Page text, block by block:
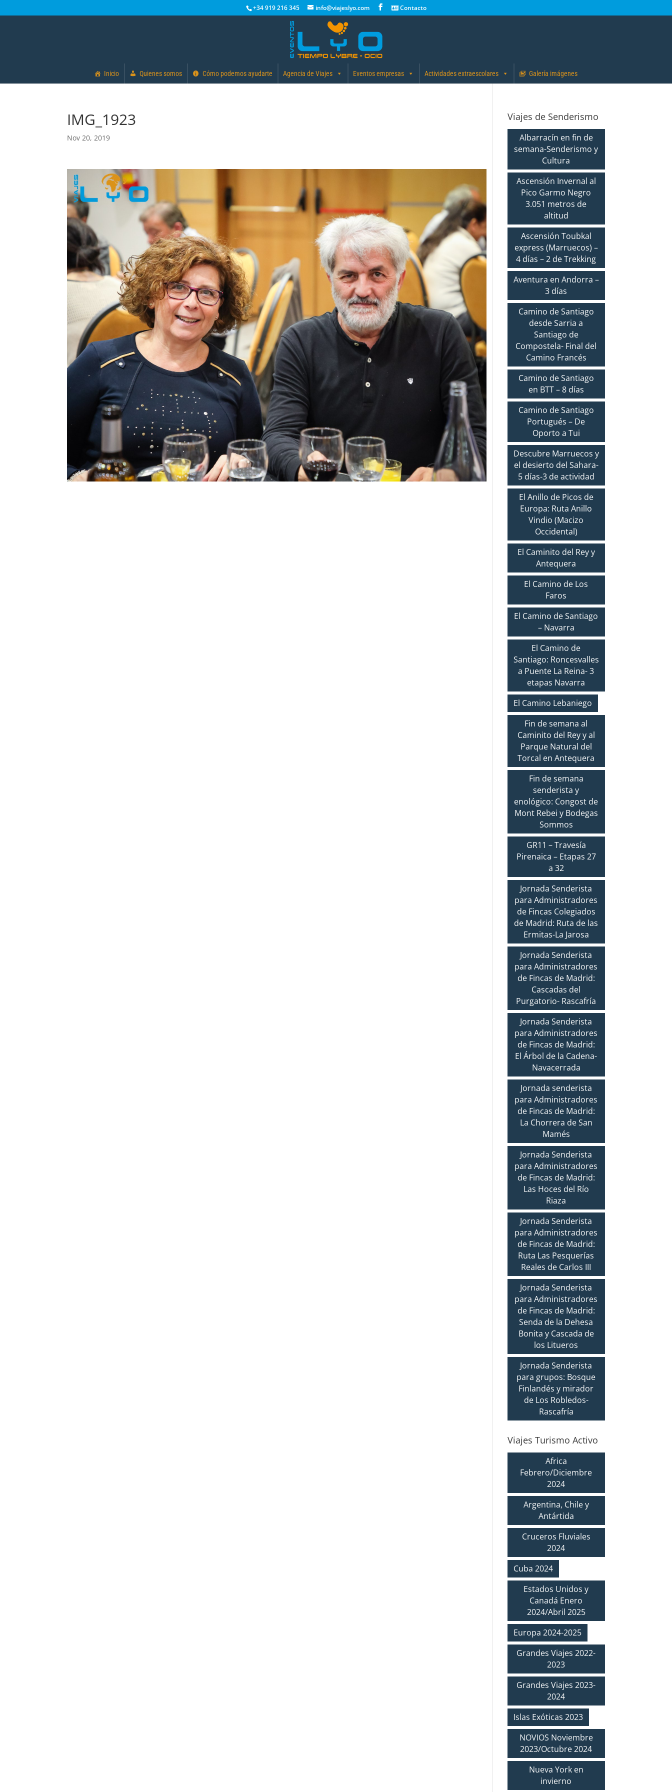
+34 919 216 345 info@viajeslyo.com Contacto
Inicio Quienes somos Cómo podemos ayudarte Agencia de Viajes Eventos empresas Actividades extraescolares Galería imágenes
IMG_1923
Nov 20, 2019
Viajes de Senderismo
Albarracín en fin de
semana-Senderismo y
Cultura
Ascensión Invernal al
Pico Garmo Negro
3.051 metros de
altitud
Ascensión Toubkal
express (Marruecos) –
4 días – 2 de Trekking
Aventura en Andorra –
3 días
Camino de Santiago
desde Sarria a
Santiago de
Compostela- Final del
Camino Francés
Camino de Santiago
en BTT – 8 días
Camino de Santiago
Portugués – De
Oporto a Tui
Descubre Marruecos y
el desierto del Sahara-
5 días-3 de actividad
El Anillo de Picos de
Europa: Ruta Anillo
Vindio (Macizo
Occidental)
El Caminito del Rey y
Antequera
El Camino de Los
Faros
El Camino de Santiago
– Navarra
El Camino de
Santiago: Roncesvalles
a Puente La Reina- 3
etapas Navarra
El Camino Lebaniego
Fin de semana al
Caminito del Rey y al
Parque Natural del
Torcal en Antequera
Fin de semana
senderista y
enológico: Congost de
Mont Rebei y Bodegas
Sommos
GR11 – Travesía
Pirenaica – Etapas 27
a 32
Jornada Senderista
para Administradores
de Fincas Colegiados
de Madrid: Ruta de las
Ermitas-La Jarosa
Jornada Senderista
para Administradores
de Fincas de Madrid:
Cascadas del
Purgatorio- Rascafría
Jornada Senderista
para Administradores
de Fincas de Madrid:
El Árbol de la Cadena-
Navacerrada
Jornada senderista
para Administradores
de Fincas de Madrid:
La Chorrera de San
Mamés
Jornada Senderista
para Administradores
de Fincas de Madrid:
Las Hoces del Río
Riaza
Jornada Senderista
para Administradores
de Fincas de Madrid:
Ruta Las Pesquerías
Reales de Carlos III
Jornada Senderista
para Administradores
de Fincas de Madrid:
Senda de la Dehesa
Bonita y Cascada de
los Litueros
Jornada Senderista
para grupos: Bosque
Finlandés y mirador
de Los Robledos-
Rascafría
Viajes Turismo Activo
Africa
Febrero/Diciembre
2024
Argentina, Chile y
Antártida
Cruceros Fluviales
2024
Cuba 2024
Estados Unidos y
Canadá Enero
2024/Abril 2025
Europa 2024-2025
Grandes Viajes 2022-
2023
Grandes Viajes 2023-
2024
Islas Exóticas 2023
NOVIOS Noviembre
2023/Octubre 2024
Nueva York en
invierno